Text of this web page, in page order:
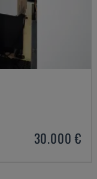
30.000 €